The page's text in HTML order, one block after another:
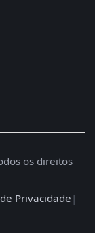
os direitos
Privacidade |